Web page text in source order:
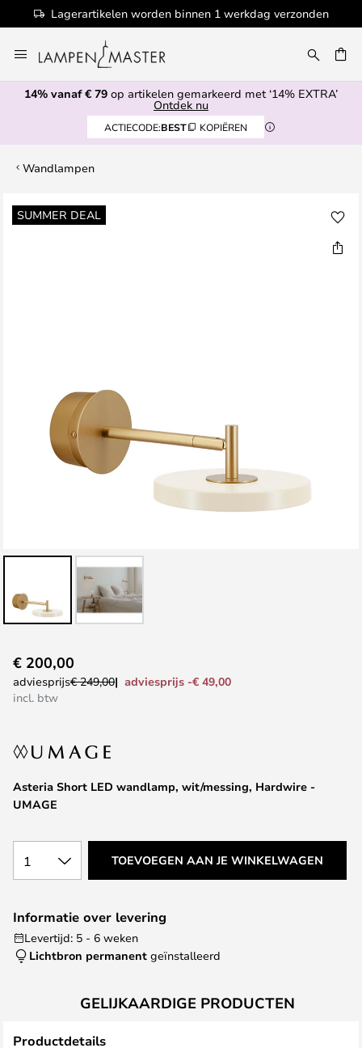
Lagerartikelen worden binnen 1 werkdag verzonden
naar
de
inhoud
14% vanaf € 79 op artikelen gemarkeerd met ‘14% EXTRA’
Ontdek nu
ACTIECODE:BEST KOPIËREN
Wandlampen
SUMMER DEAL
Ga
naar
naar
het
de
gallerij
Asteria Short LED wandlamp, wit/messing, Hardwire -
UMAGE
€ 200,00
adviesprijs€ 249,00
adviesprijs -€ 49,00
incl. btw
1 TOEVOEGEN AAN JE WINKELWAGEN
Informatie over levering
Levertijd: 5 - 6 weken
Lichtbron permanent geïnstalleerd
GELIJKAARDIGE PRODUCTEN
Productdetails